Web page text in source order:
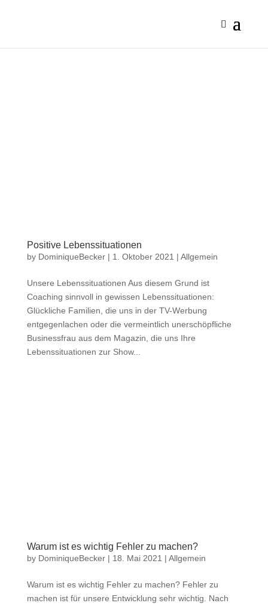
Positive Lebenssituationen
by DominiqueBecker| 1. Oktober 2021 | Allgemein
Unsere Lebenssituationen Aus diesem Grund ist
Coaching sinnvoll in gewissen Lebenssituationen:
Glückliche Familien, die uns in der TV-Werbung
entgegenlachen oder die vermeintlich unerschöpfliche
Businessfrau aus dem Magazin, die uns Ihre
Lebenssituationen zur Show...
Warum ist es wichtig Fehler zu machen?
by DominiqueBecker| 18. Mai 2021 | Allgemein
Warum ist es wichtig Fehler zu machen? Fehler zu
machen ist für unsere Entwicklung sehr wichtig. Nach